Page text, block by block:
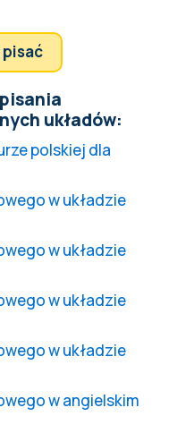
układów:
polskiej dla
w układzie
w układzie
w układzie
w układzie
w angielskim